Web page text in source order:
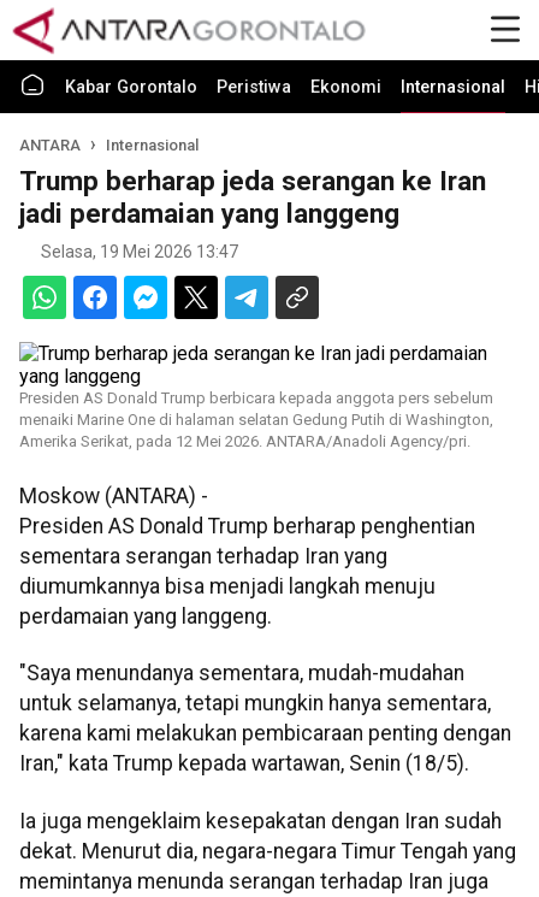
Kabar Gorontalo Peristiwa Ekonomi Internasional
ANTARA Internasional
Trump berharap jeda serangan ke Iran
jadi perdamaian yang langgeng
Selasa, 19 Mei 2026 13:47
Presiden AS Donald Trump berbicara kepada anggota pers sebelum
menaiki Marine One di halaman selatan Gedung Putih di Washington,
Amerika Serikat, pada 12 Mei 2026. ANTARA/Anadoli Agency/pri.
Moskow (ANTARA) -
Presiden AS Donald Trump berharap penghentian
sementara serangan terhadap Iran yang
diumumkannya bisa menjadi langkah menuju
perdamaian yang langgeng.
"Saya menundanya sementara, mudah-mudahan
untuk selamanya, tetapi mungkin hanya sementara,
karena kami melakukan pembicaraan penting dengan
Iran," kata Trump kepada wartawan, Senin (18/5).
Ia juga mengeklaim kesepakatan dengan Iran sudah
dekat. Menurut dia, negara-negara Timur Tengah yang
memintanya menunda serangan terhadap Iran juga